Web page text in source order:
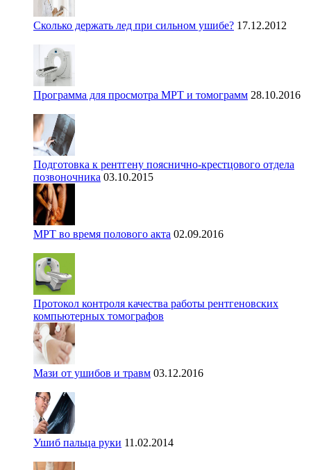
Сколько держать лед при сильном ушибе? 17.12.2012
Программа для просмотра МРТ и томограмм 28.10.2016
Подготовка к рентгену пояснично-крестцового отдела
позвоночника 03.10.2015
МРТ во время полового акта 02.09.2016
Протокол контроля качества работы рентгеновских
компьютерных томографов
Мази от ушибов и травм 03.12.2016
Ушиб пальца руки 11.02.2014